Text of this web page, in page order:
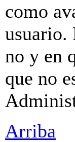
como
usuario.
no y en
que no
Arriba